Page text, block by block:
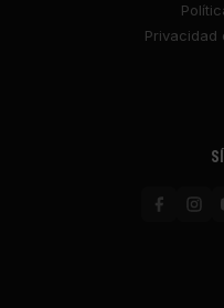
Privacidad